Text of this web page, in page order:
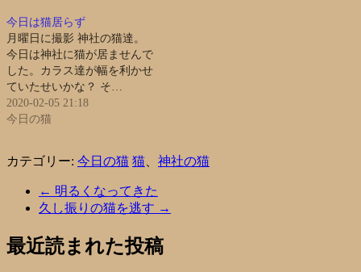
今日は猫居らず
月曜日に撮影 神社の猫達。
今日は神社に猫が居ませんで
した。カラス達が幅を利かせ
ていたせいかな？ そ…
2020-02-05 21:18
今日の猫
カテゴリー: 今日の猫 猫 神社の猫
← 明るくなってきた
久し振りの猫を逃す →
最近読まれた投稿